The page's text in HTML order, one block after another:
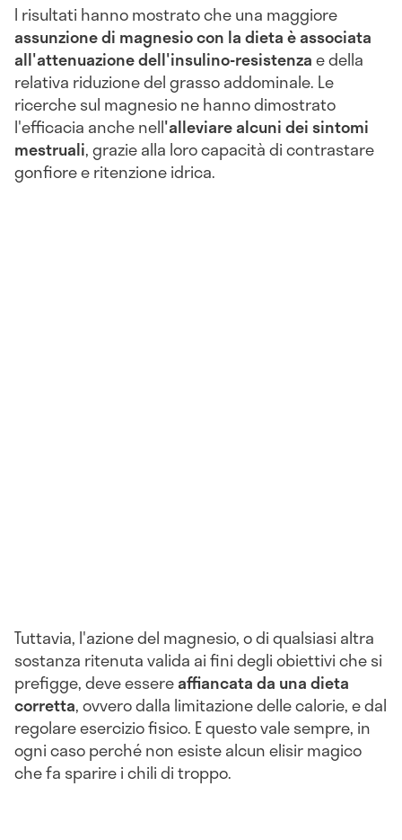
I risultati hanno mostrato che una maggiore
assunzione di magnesio con la dieta è associata
all'attenuazione dell'insulino-resistenzae della
relativa riduzione del grasso addominale. Le
ricerche sul magnesio ne hanno dimostrato
l'efficacia anche nell'alleviare alcuni dei sintomi
mestruali, grazie alla loro capacità di contrastare
gonfiore e ritenzione idrica.
Tuttavia, l'azione del magnesio, o di qualsiasi altra
sostanza ritenuta valida ai fini degli obiettivi che si
prefigge, deve essereaffiancata da una dieta
corretta, ovvero dalla limitazione delle calorie, e dal
regolare esercizio fisico. E questo vale sempre, in
ogni caso perché non esiste alcun elisir magico
che fa sparire i chili di troppo.